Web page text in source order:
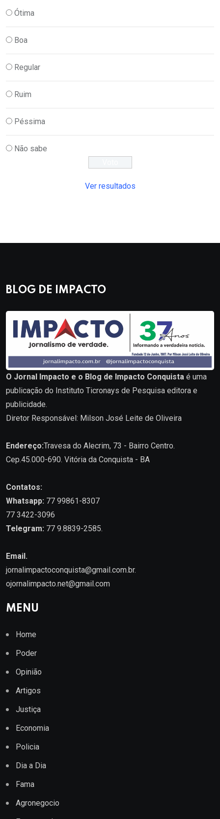
Ótima
Boa
Regular
Ruim
Péssima
Não sabe
Ver resultados
BLOG DE IMPACTO
O Jornal Impacto e o Blog de Impacto Conquista é uma
publicação do Instituto Ticronays de Pesquisa editora e
publicidade.
Diretor Responsável: Milson José Leite de Oliveira
Endereço:Travesa do Alecrim, 73 - Bairro Centro.
Cep.45.000-690. Vitória da Conquista - BA
Contatos:
Whatsapp: 77 99861-8307
77 3422-3096
Telegram: 77 9.8839-2585.
Email.
jornalimpactoconquista@gmail.com.br.
ojornalimpacto.net@gmail.com
MENU
Home
Poder
Opinião
Artigos
Justiça
Economia
Policia
Dia a Dia
Fama
Agronegocio